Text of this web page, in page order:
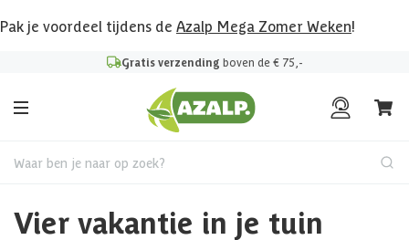
Pak je voordeel tijdens de Azalp Mega Zomer Weken!
Gratis verzending boven de € 75,-
Waar ben je naar op zoek?
Vier vakantie in je tuin